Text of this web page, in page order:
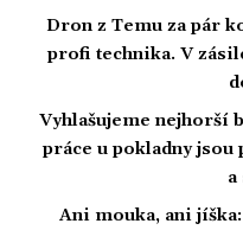
Dron z Temu za pár
profi technika. V
Vyhlašujeme nejhorší
práce u pokladny jsou
a
Ani mouka, ani